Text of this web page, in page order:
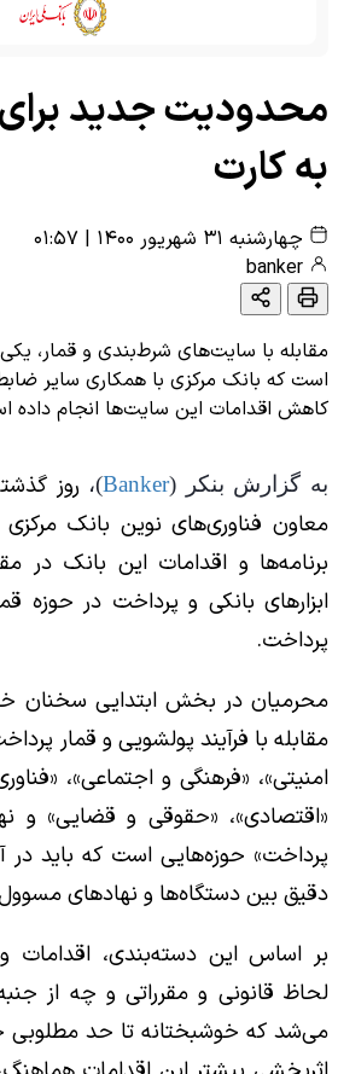
محدودیت جدید
به کارت
چهارشنبه ۳۱ شهریور ۱۴۰۰ | ۰۱:۵۷
banker
مقابله با سایت‌های شرط‌بندی و قمار،
است که بانک مرکزی با همکاری سایر
کاهش اقدامات این سایت‌ها انجام داده
به گزارش بنکر (Banker)، روز
معاون فناوری‌های نوین بانک
برنامه‌ها و اقدامات این بانک در
ابزارهای بانکی و پرداخت در حوزه
پرداخت.
محرمیان در بخش ابتدایی سخنان
مقابله با فرآیند پولشویی و قمار
امنیتی»، «فرهنگی و اجتماعی»،
«اقتصادی»، «حقوقی و قضایی» و
پرداخت» حوزه‌هایی است که باید در
دقیق بین دستگاه‌ها و نهادهای
بر اساس این دسته‌بندی، اقدامات
لحاظ قانونی و مقرراتی و چه از
می‌شد که خوشبختانه تا حد مطلوبی